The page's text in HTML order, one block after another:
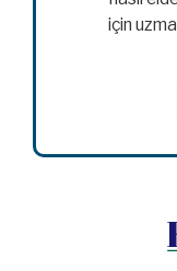
için